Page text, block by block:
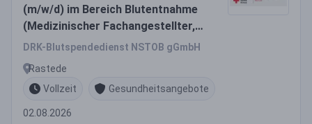
(m/w/d) im Bereich Blutentnahme
(Medizinischer Fachangestellter,
Rettungssanitäter,
Gesundheitspfleger/Krankenpfleg
er, Altenpfleger, Arzthelfer
(m/w/d))
DRK-Blutspendedienst NSTOB gGmbH
Rastede
Vollzeit
Gesundheitsangebote
02.08.2026